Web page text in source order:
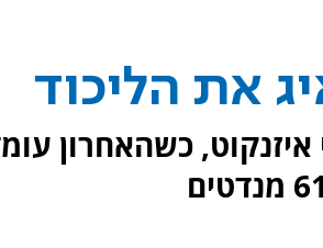
את הליכוד
איזנקוט, כשהאחרון